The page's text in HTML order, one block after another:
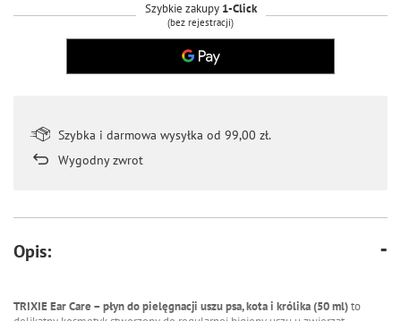
Szybkie zakupy 1-Click
(bez rejestracji)
Szybka i darmowa wysyłka od 99,00 zł.
Wygodny zwrot
Opis:
TRIXIE Ear Care – płyn do pielęgnacji uszu psa, kota i królika (50 ml)to